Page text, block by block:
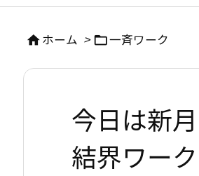
ホーム > 一斉ワーク
今日は新
結界ワーク